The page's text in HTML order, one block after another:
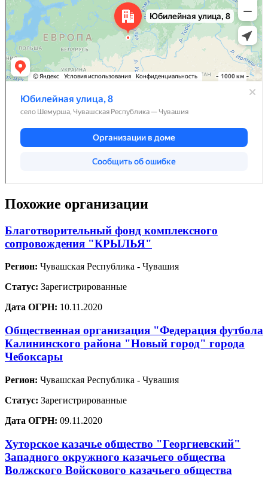
Похожие организации
Благотворительный фонд комплексного
сопровождения "КРЫЛЬЯ"
Регион: Чувашская Республика - Чувашия
Статус: Зарегистрированные
Дата ОГРН: 10.11.2020
Общественная организация "Федерация футбола
Калининского района "Новый город" города
Чебоксары
Регион: Чувашская Республика - Чувашия
Статус: Зарегистрированные
Дата ОГРН: 09.11.2020
Хуторское казачье общество "Георгиевский"
Западного окружного казачьего общества
Волжского Войскового казачьего общества